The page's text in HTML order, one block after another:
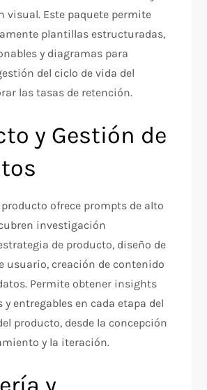
visual. Este paquete permite
plantillas estructuradas,
y diagramas para
del ciclo de vida del
las tasas de retención.​
y Gestión de
producto ofrece prompts de alto
investigación
de producto, diseño de
usuario, creación de contenido
Permite obtener insights
entregables en cada etapa del
producto, desde la concepción
y la iteración.​